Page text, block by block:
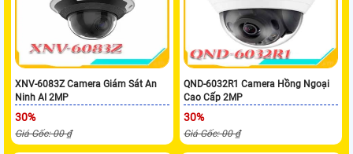
XNV-6083Z Camera Giám Sát An
Ninh AI 2MP
30%
Giá Gốc: 00 ₫
QND-6032R1 Camera Hồng Ngoại
Cao Cấp 2MP
30%
Giá Gốc: 00 ₫